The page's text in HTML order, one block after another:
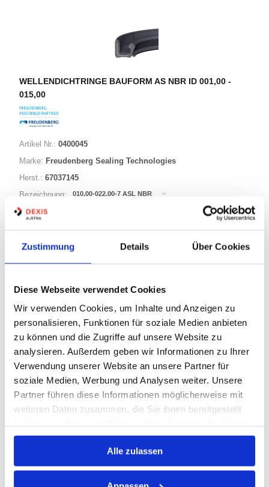
Zustimmung Details Über Cookies
Diese Webseite verwendet Cookies
Wir verwenden Cookies, um Inhalte und Anzeigen zu
personalisieren, Funktionen für soziale Medien anbieten
zu können und die Zugriffe auf unsere Website zu
analysieren. Außerdem geben wir Informationen zu Ihrer
Verwendung unserer Website an unsere Partner für
soziale Medien, Werbung und Analysen weiter. Unsere
Partner führen diese Informationen möglicherweise mit
weiteren Daten zusammen, die Sie ihnen bereitgestellt
gesammelt haben.
Alle zulassen
WELLENDICHTRINGE BAUFORM AS NBR ID 001,00 -
015,00
Artikel Nr.: 0400045
Marke: Freudenberg Sealing Technologies
Herst.: 67037145
Bezeichnung:
010,00-022,00-7 ASL NBR
Innen Ø:
Bauform: AS
76 Varianten
STK Warenkorb
Auf Lager
Print
ALLE SPEZIFIKATIONEN
VARIANTEN